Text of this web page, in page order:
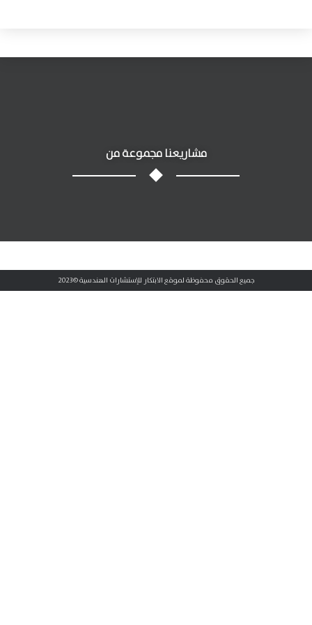
مشاريعنا مجموعة من
جميع الحقوق محفوظة لموقع الابتكار للإستشارات الهندسية ©2023